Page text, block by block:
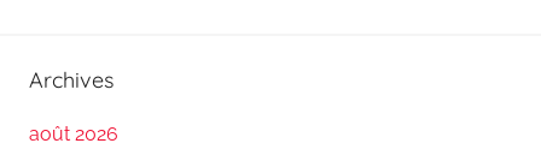
Archives
août 2026